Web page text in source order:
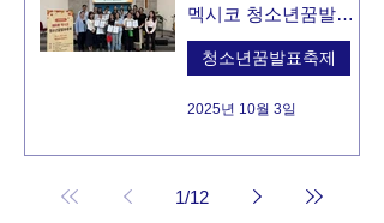
멕시코 청소년꿈발표
축제 몬테레이서 개최
청소년꿈발표축제
2025년 10월 3일
1/12